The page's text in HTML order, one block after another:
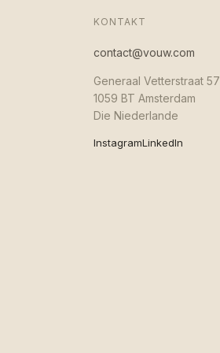
KONTAKT
contact@vouw.com
Generaal Vetterstraat 57
1059 BT Amsterdam
Die Niederlande
InstagramLinkedIn